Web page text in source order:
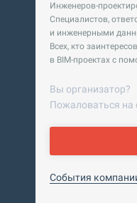
Инженеров-
Специалистов,
и инженерными
Всех, кто
в BIM-проектах с
Вы организатор?
Пожаловаться на
События